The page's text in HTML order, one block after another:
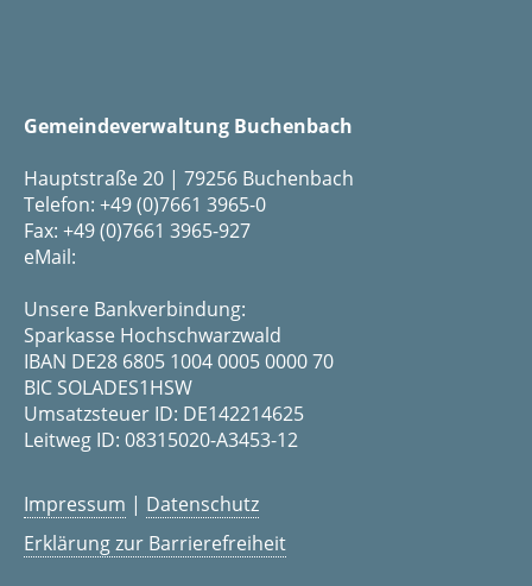
Gemeindeverwaltung Buchenbach
Hauptstraße 20 | 79256 Buchenbach
Telefon: +49 (0)7661 3965-0
Fax: +49 (0)7661 3965-927
eMail:
Unsere Bankverbindung:
Sparkasse Hochschwarzwald
IBAN DE28 6805 1004 0005 0000 70
BIC SOLADES1HSW
Umsatzsteuer ID: DE142214625
Leitweg ID: 08315020-A3453-12
Impressum | Datenschutz
Erklärung zur Barrierefreiheit